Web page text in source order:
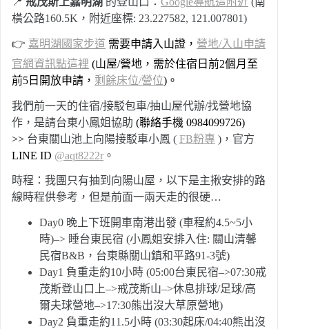
橫公路160.5K，附近座標: 23.227582, 121.007801)
👉 嘉明湖國家步道 需要申請入山證， 營地/入山申請
官網資訊點這裡 (山屋/營地，需於住宿日前2個月至
前5日開放申請， 剩餘床位/營位)。
我們前一天的住宿/接駁包車/抽山屋代辦/找營地協
作，是請台東小鳳姐協助 (聯絡手機 0984099726)
>> 台東關山池上向陽接駁車小鳳 ( FB粉專 )，官方
LINE ID @aqt8222r 。
時程：我團只有抽到向陽山屋，以下是主揪安排的路
線時程供參考，但是前面一兩天走的很硬…
Day0 晚上下班開車南港出發 (車程約4.5~5小
時)–> 睡台東民宿 (小鳳姐安排入住: 關山清馨
民宿B&B，台東縣關山鎮和平路91-3號)
Day1 負重走約10小時 (05:00台東民宿–>07:30戒
茂斯登山口上–>戒茂斯山–>休息排球/足球/高
爾夫球營地–>17:30熊出沒大草原營地)
Day2 負重走約11.5小時 (03:30起床/04:40熊出沒